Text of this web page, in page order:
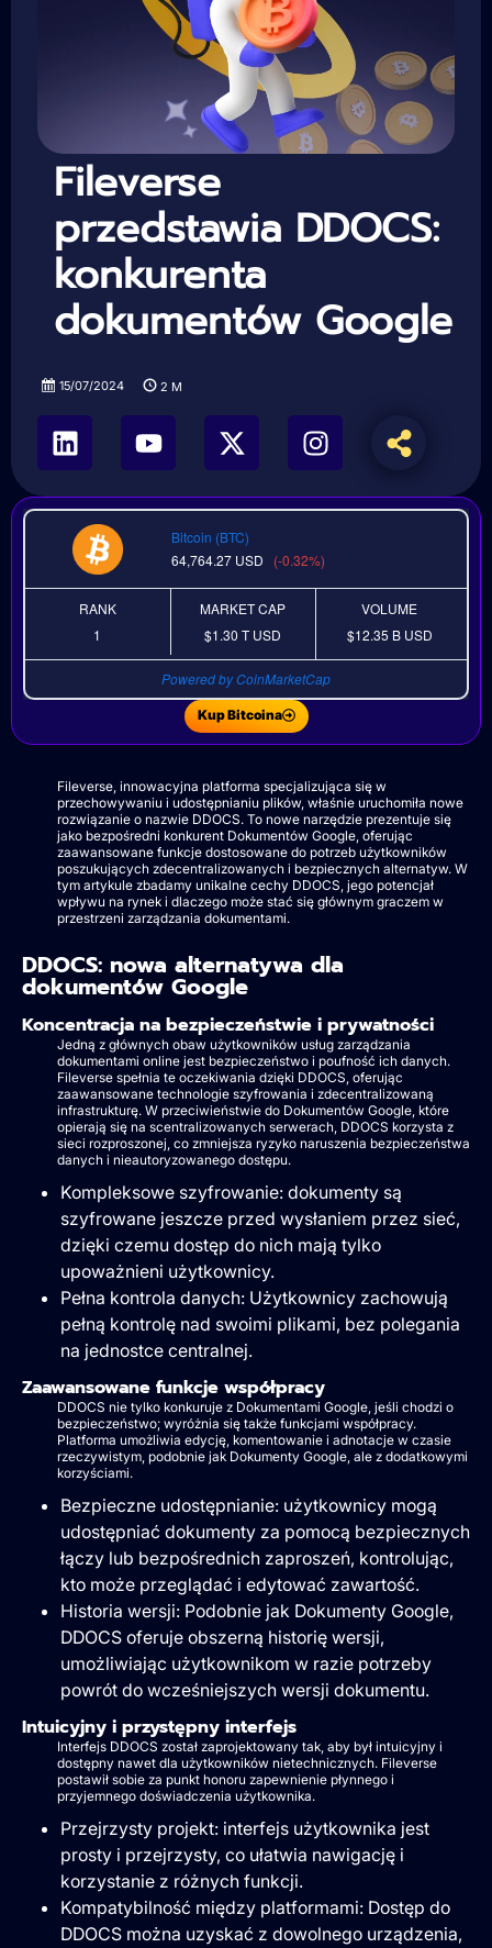
Fileverse
przedstawia DDOCS:
konkurenta
dokumentów Google
15/07/2024 2 M
Bitcoin (BTC)
64,764.27 USD (-0.32%)
RANK
1
MARKET CAP
$1.30 TUSD
VOLUME
$12.35 B USD
Powered by CoinMarketCap
Kup Bitcoina
Fileverse, innowacyjna platforma specjalizująca się w
przechowywaniu i udostępnianiu plików, właśnie uruchomiła nowe
rozwiązanie o nazwie DDOCS. To nowe narzędzie prezentuje się
jako bezpośredni konkurent Dokumentów Google, oferując
zaawansowane funkcje dostosowane do potrzeb użytkowników
poszukujących zdecentralizowanych i bezpiecznych alternatyw. W
tym artykule zbadamy unikalne cechy DDOCS, jego potencjał
wpływu na rynek i dlaczego może stać się głównym graczem w
przestrzeni zarządzania dokumentami.
DDOCS: nowa alternatywa dla
dokumentów Google
Koncentracja na bezpieczeństwie i prywatności
Jedną z głównych obaw użytkowników usług zarządzania
dokumentami online jest bezpieczeństwo i poufność ich danych.
Fileverse spełnia te oczekiwania dzięki DDOCS, oferując
zaawansowane technologie szyfrowania i zdecentralizowaną
infrastrukturę. W przeciwieństwie do Dokumentów Google, które
opierają się na scentralizowanych serwerach, DDOCS korzysta z
sieci rozproszonej, co zmniejsza ryzyko naruszenia bezpieczeństwa
danych i nieautoryzowanego dostępu.
Kompleksowe szyfrowanie: dokumenty są
szyfrowane jeszcze przed wysłaniem przez sieć,
dzięki czemu dostęp do nich mają tylko
upoważnieni użytkownicy.
Pełna kontrola danych: Użytkownicy zachowują
pełną kontrolę nad swoimi plikami, bez polegania
na jednostce centralnej.
Zaawansowane funkcje współpracy
DDOCS nie tylko konkuruje z Dokumentami Google, jeśli chodzi o
bezpieczeństwo; wyróżnia się także funkcjami współpracy.
Platforma umożliwia edycję, komentowanie i adnotacje w czasie
rzeczywistym, podobnie jak Dokumenty Google, ale z dodatkowymi
korzyściami.
Bezpieczne udostępnianie: użytkownicy mogą
udostępniać dokumenty za pomocą bezpiecznych
łączy lub bezpośrednich zaproszeń, kontrolując,
kto może przeglądać i edytować zawartość.
Historia wersji: Podobnie jak Dokumenty Google,
DDOCS oferuje obszerną historię wersji,
umożliwiając użytkownikom w razie potrzeby
powrót do wcześniejszych wersji dokumentu.
Intuicyjny i przystępny interfejs
Interfejs DDOCS został zaprojektowany tak, aby był intuicyjny i
dostępny nawet dla użytkowników nietechnicznych. Fileverse
postawił sobie za punkt honoru zapewnienie płynnego i
przyjemnego doświadczenia użytkownika.
Przejrzysty projekt: interfejs użytkownika jest
prosty i przejrzysty, co ułatwia nawigację i
korzystanie z różnych funkcji.
Kompatybilność między platformami: Dostęp do
DDOCS można uzyskać z dowolnego urządzenia,